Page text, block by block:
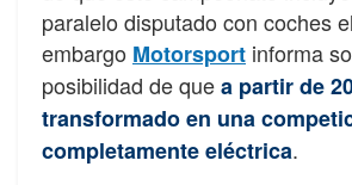
paralelo disputado con coches
embargo Motorsport informa
posibilidad de quea partir de
transformado en una
completamente eléctrica.